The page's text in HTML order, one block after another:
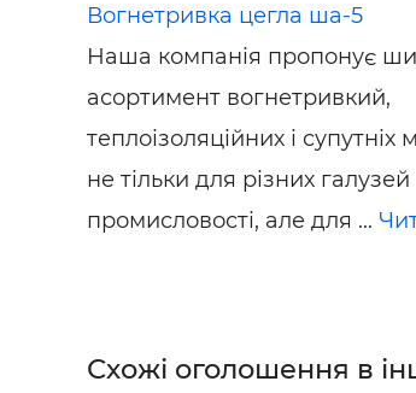
Вогнетривка цегла ша-5
Наша компанія пропонує
асортимент вогнетривкий,
теплоізоляційних і супутніх
не тільки для різних галузей
промисловості, але для ...
Схожі оголошення в